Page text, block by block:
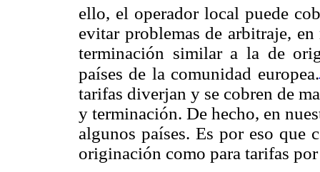
ello, el operador local puede
evitar problemas de arbitraje,
terminación similar a la de
países de la comunidad europea.
tarifas diverjan y se cobren de
y terminación. De hecho, en
algunos países. Es por eso que
originación como para tarifas